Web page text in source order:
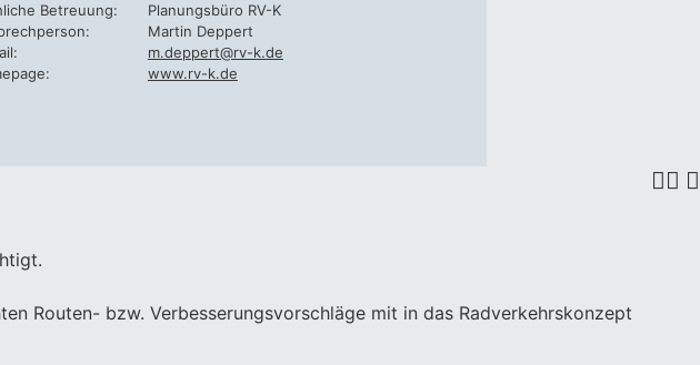
Betreuung:
Planungsbüro RV-K
Martin Deppert
m.deppert@rv-k.de
www.rv-k.de
Routen- bzw. Verbesserungsvorschläge mit in das Radverkehrskonzept